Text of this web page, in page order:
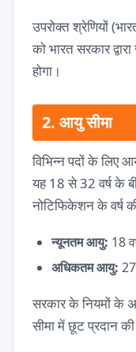
उपरोक्त श्रेणियों
को भारत सरकार
होगा।
2. आयु सीमा
विभिन्न पदों के लिए
यह 18 से 32 वर्ष के
नोटिफिकेशन के वर्ष
न्यूनतम आयु: 18
अधिकतम आयु:
सरकार के नियमों के
सीमा में छूट प्रदान